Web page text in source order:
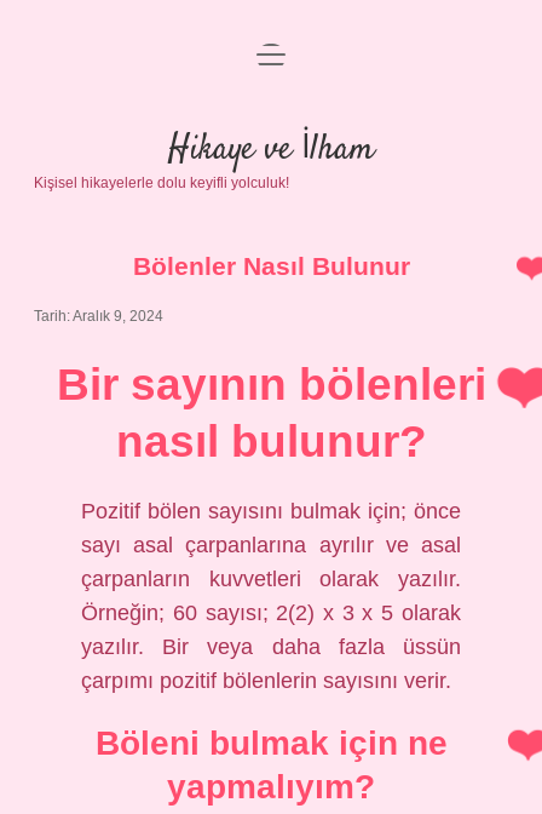
Anasayfa
Gizlilik Politikası
Yasal Uyarı
menüyü
Hikaye ve İlham
Kişisel hikayelerle dolu keyifli yolculuk!
Bölenler Nasıl Bulunur
Tarih: Aralık 9, 2024
Bir sayının bölenleri
nasıl bulunur?
Pozitif bölen sayısını bulmak için; önce
sayı asal çarpanlarına ayrılır ve asal
çarpanların kuvvetleri olarak yazılır.
Örneğin; 60 sayısı; 2(2) x 3 x 5 olarak
yazılır. Bir veya daha fazla üssün
çarpımı pozitif bölenlerin sayısını verir.
Böleni bulmak için ne
yapmalıyım?